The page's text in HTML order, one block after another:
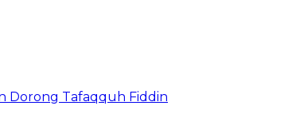
Dorong Tafaqquh Fiddin